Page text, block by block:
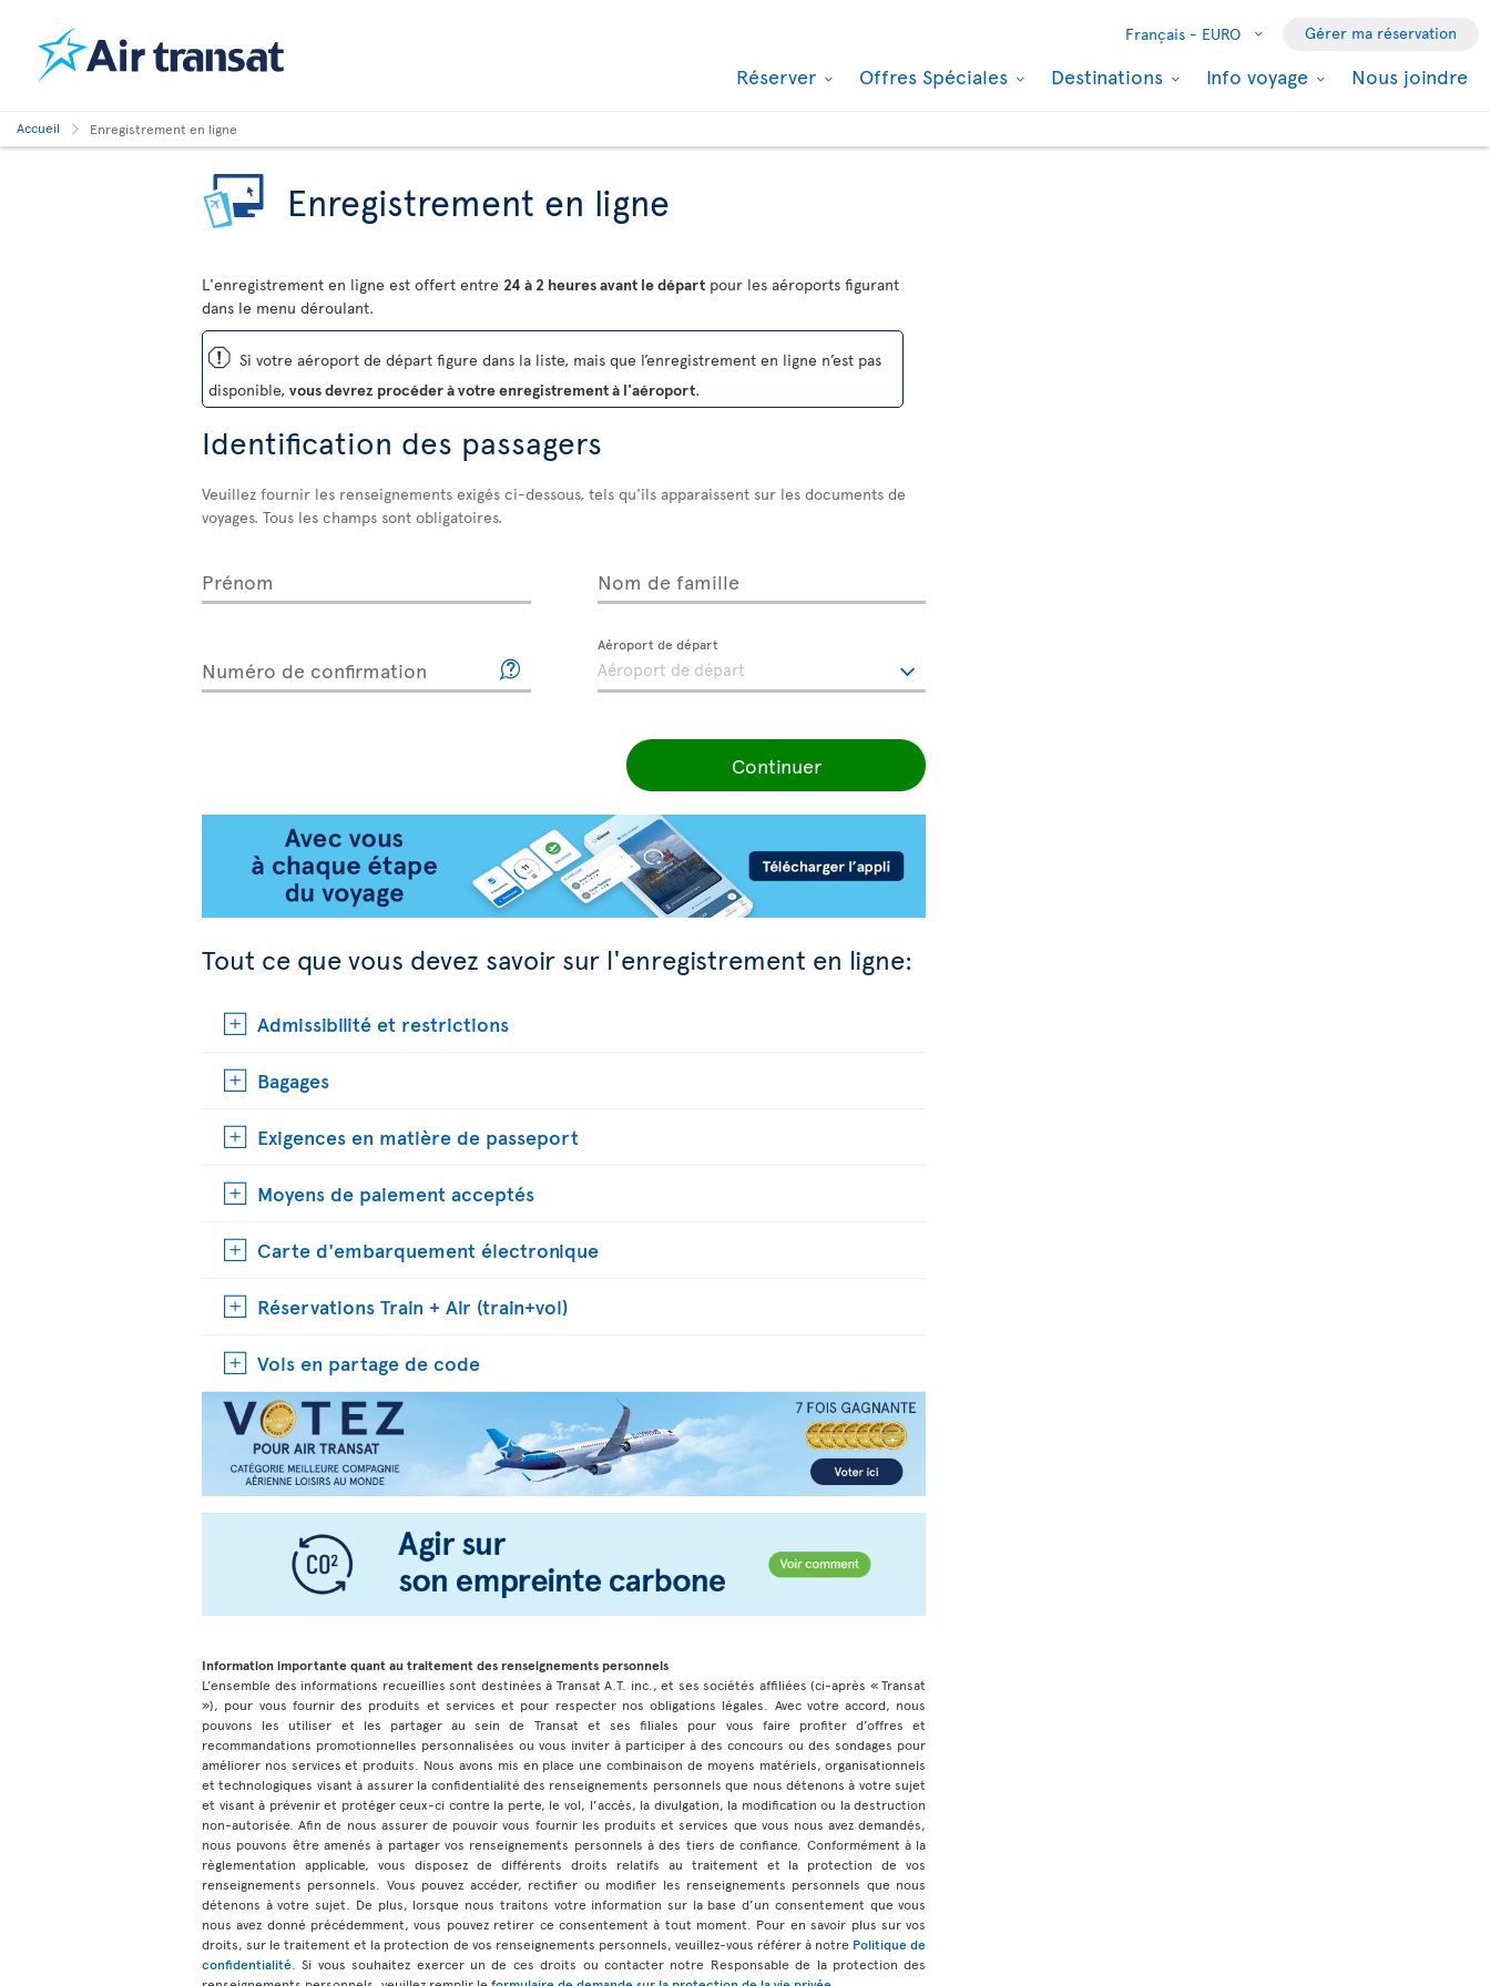
Français - EURO Gérer ma réservation
Réserver Offres Spéciales Destinations Info voyage Nous joindre
Accueil Enregistrement en ligne
Enregistrement en ligne
L'enregistrement en ligne est offert entre 24 à 2 heures avant le départ pour les aéroports figurant
dans le menu déroulant.
ü Si votre aéroport de départ figure dans la liste, mais que l’enregistrement en ligne n’est pas
disponible, vous devrez procéder à votre enregistrement à l'aéroport.
Identification des passagers
Veuillez fournir les renseignements exigés ci-dessous, tels qu'ils apparaissent sur les documents de
voyages. Tous les champs sont obligatoires.
Prénom Nom de famille
Numéro de confirmation
Aéroport de départ
Continuer
Tout ce que vous devez savoir sur l'enregistrement en ligne:
Admissibilité et restrictions
Bagages
Exigences en matière de passeport
Moyens de paiement acceptés
Carte d'embarquement électronique
Réservations Train + Air (train+vol)
Vols en partage de code
Information importante quant au traitement des renseignements personnels
L’ensemble des informations recueillies sont destinées à Transat A.T. inc., et ses sociétés affiliées (ci-après « Transat
»), pour vous fournir des produits et services et pour respecter nos obligations légales. Avec votre accord, nous
pouvons les utiliser et les partager au sein de Transat et ses filiales pour vous faire profiter d’offres et
recommandations promotionnelles personnalisées ou vous inviter à participer à des concours ou des sondages pour
améliorer nos services et produits. Nous avons mis en place une combinaison de moyens matériels, organisationnels
et technologiques visant à assurer la confidentialité des renseignements personnels que nous détenons à votre sujet
et visant à prévenir et protéger ceux-ci contre la perte, le vol, l’accès, la divulgation, la modification ou la destruction
non-autorisée. Afin de nous assurer de pouvoir vous fournir les produits et services que vous nous avez demandés,
nous pouvons être amenés à partager vos renseignements personnels à des tiers de confiance. Conformément à la
règlementation applicable, vous disposez de différents droits relatifs au traitement et la protection de vos
renseignements personnels. Vous pouvez accéder, rectifier ou modifier les renseignements personnels que nous
détenons à votre sujet. De plus, lorsque nous traitons votre information sur la base d’un consentement que vous
nous avez donné précédemment, vous pouvez retirer ce consentement à tout moment. Pour en savoir plus sur vos
droits, sur le traitement et la protection de vos renseignements personnels, veuillez-vous référer à notre Politique de
confidentialité . Si vous souhaitez exercer un de ces droits ou contacter notre Responsable de la protection des